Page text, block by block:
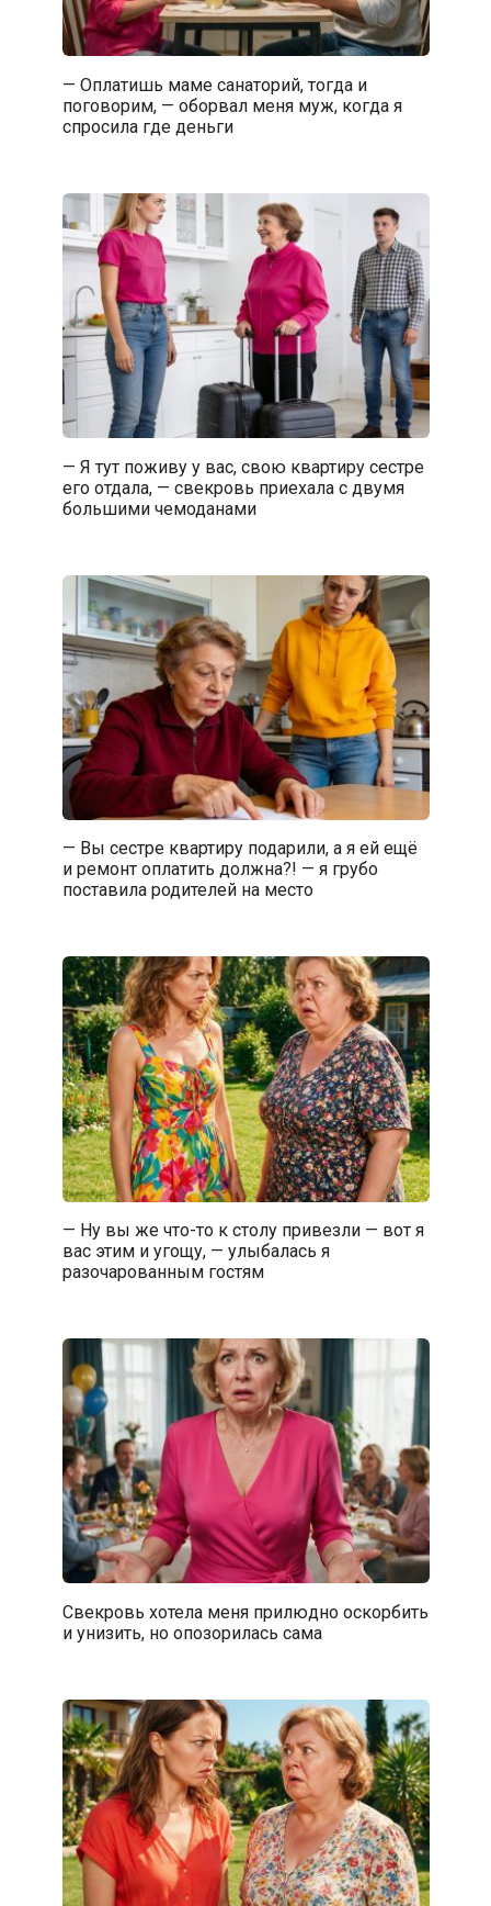
— Оплатишь маме санаторий, тогда и
поговорим, — оборвал меня муж, когда я
спросила где деньги
— Я тут поживу у вас, свою квартиру сестре
его отдала, — свекровь приехала с двумя
большими чемоданами
— Вы сестре квартиру подарили, а я ей ещё
и ремонт оплатить должна?! — я грубо
поставила родителей на место
— Ну вы же что-то к столу привезли — вот я
вас этим и угощу, — улыбалась я
разочарованным гостям
Свекровь хотела меня прилюдно оскорбить
и унизить, но опозорилась сама